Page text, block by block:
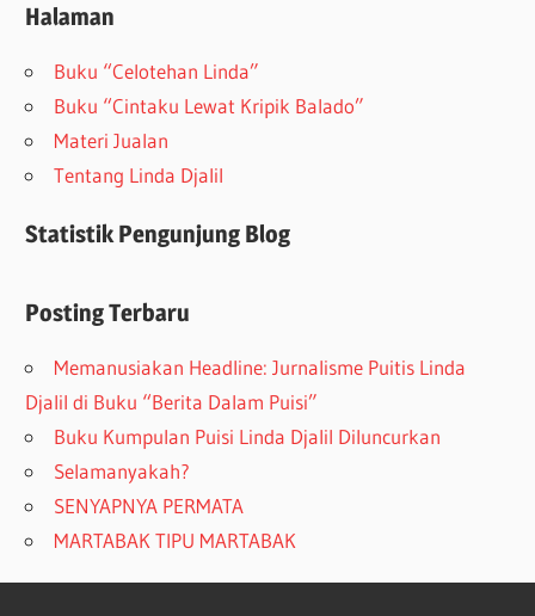
Halaman
Buku “Celotehan Linda”
Buku “Cintaku Lewat Kripik Balado”
Materi Jualan
Tentang Linda Djalil
Statistik Pengunjung Blog
Posting Terbaru
Memanusiakan Headline: Jurnalisme Puitis Linda
Djalil di Buku “Berita Dalam Puisi”
Buku Kumpulan Puisi Linda Djalil Diluncurkan
Selamanyakah?
SENYAPNYA PERMATA
MARTABAK TIPU MARTABAK